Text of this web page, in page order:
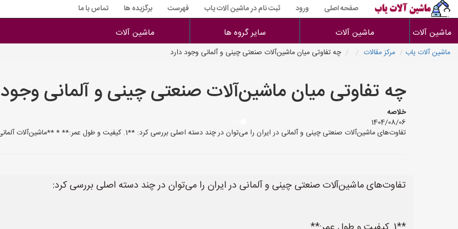
صفحه اصلی ورود ثبت نام در ماشین آلات یاب فهرست برگزیده ها تماس با ما
ماشین آلات ماشین آلات سایر گروه ها ماشین آلات
ماشین آلات یاب مرکز مقالات چه تفاوتی میان ماشین‌آلات صنعتی چینی و آلمانی وجود دارد
چه تفاوتی میان ماشین‌آلات صنعتی چینی و آلمانی وجود
خلاصه
1404/08/06
تفاوت‌های ماشین‌آلات صنعتی چینی و آلمانی در ایران را می‌توان در چند دسته اصلی بررسی کرد: **1. کیفیت و طول عمر:** * **ماشین‌آلات آلمانی:** به طور سنتی، ماشین‌آلات آلمانی به
تفاوت‌های ماشین‌آلات صنعتی چینی و آلمانی در ایران را می‌توان در چند دسته اصلی بررسی کرد: